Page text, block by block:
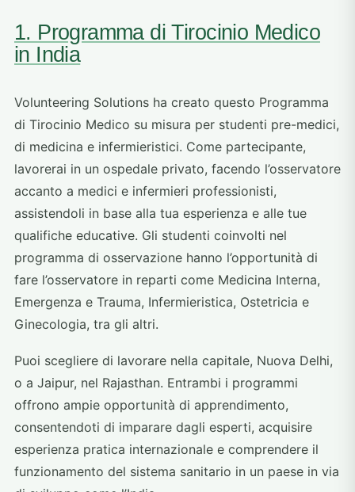
1. Programma di Tirocinio Medico
in India
Volunteering Solutions ha creato questo Programma
di Tirocinio Medico su misura per studenti pre-medici,
di medicina e infermieristici. Come partecipante,
lavorerai in un ospedale privato, facendo l’osservatore
accanto a medici e infermieri professionisti,
assistendoli in base alla tua esperienza e alle tue
qualifiche educative. Gli studenti coinvolti nel
programma di osservazione hanno l’opportunità di
fare l’osservatore in reparti come Medicina Interna,
Emergenza e Trauma, Infermieristica, Ostetricia e
Ginecologia, tra gli altri.
Puoi scegliere di lavorare nella capitale, Nuova Delhi,
o a Jaipur, nel Rajasthan. Entrambi i programmi
offrono ampie opportunità di apprendimento,
consentendoti di imparare dagli esperti, acquisire
esperienza pratica internazionale e comprendere il
funzionamento del sistema sanitario in un paese in via